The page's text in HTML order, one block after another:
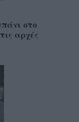
στο
αρχές